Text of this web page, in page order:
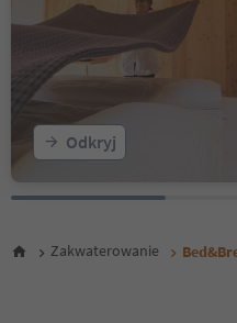
Odkryj
Zakwaterowanie